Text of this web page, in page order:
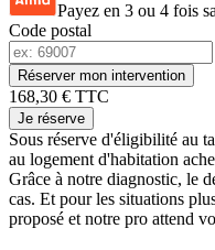
Payez en 3 ou 4 fois
Code postal
Réserver mon intervention
168,30 € TTC
Je réserve
Sous réserve d'éligibilité au
au logement d'habitation
Grâce à notre diagnostic, le
cas. Et pour les situations
proposé et notre pro attend